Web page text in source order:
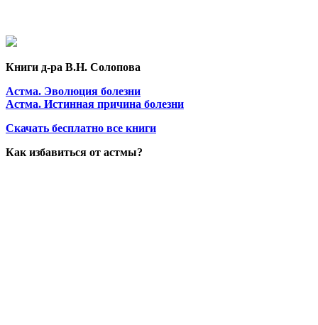
Книги д-ра В.Н. Солопова
Астма. Эволюция болезни
Астма. Истинная причина болезни
Скачать бесплатно все книги
Как избавиться от астмы?